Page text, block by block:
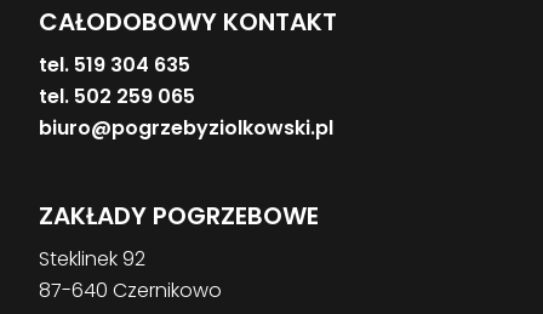
CAŁODOBOWY KONTAKT
tel. 519 304 635
tel. 502 259 065
biuro@pogrzebyziolkowski.pl
ZAKŁADY POGRZEBOWE
Steklinek 92
87-640 Czernikowo